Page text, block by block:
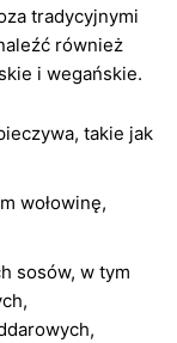
tradycyjnymi
również
i wegańskie.
takie jak
wołowinę,
sosów, w tym